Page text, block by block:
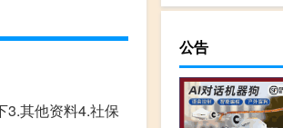
3.其他资料4.社保
公告